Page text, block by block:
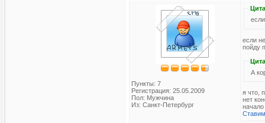
Пункты: 7
Регистрация: 25.05.2009
Пол: Мужчина
Из: Санкт-Петербург
если
пойду
А
я что,
нет